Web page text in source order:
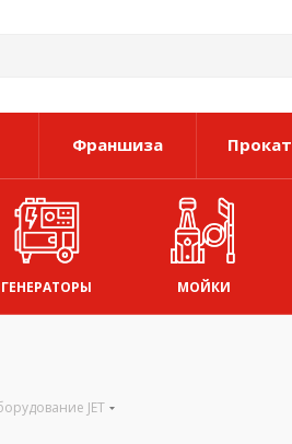
Франшиза Прокат
ГЕНЕРАТОРЫ МОЙКИ
JET